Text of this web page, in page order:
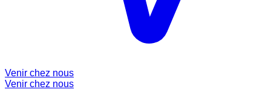
Venir chez nous
Venir chez nous